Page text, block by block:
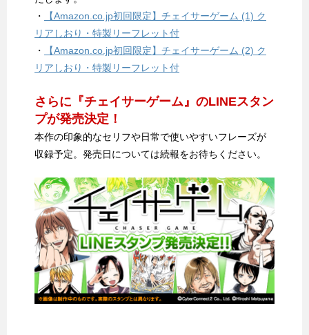
・
【Amazon.co.jp初回限定】チェイサーゲーム (1) ク
リアしおり・特製リーフレット付
・
【Amazon.co.jp初回限定】チェイサーゲーム (2) ク
リアしおり・特製リーフレット付
さらに『チェイサーゲーム』のLINEスタン
プが発売決定！
本作の印象的なセリフや日常で使いやすいフレーズが
収録予定。発売日については続報をお待ちください。